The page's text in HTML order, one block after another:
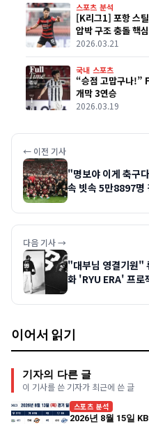
스포츠 분석
[K리그1] 포항 스
압박 구조 충돌 핵
2026.03.21
국내 스포츠
“승점 고맙구나!”
개막 3연승
2026.03.19
← 이전 기사
"명보야 이게 축구
속 빗속 5만8897명
다음 기사 →
"대부님 영결기원"
화 'RYU ERA' 프로
이어서 읽기
기자의 다른 글
이 기사를 쓴 기자가 최근에 쓴 글
스포츠 분석
2026년 8월 15일